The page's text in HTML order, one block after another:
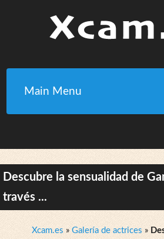
Main Menu
Descubre la sensualidad de
través ...
Xcam.es » Galería de actrices »